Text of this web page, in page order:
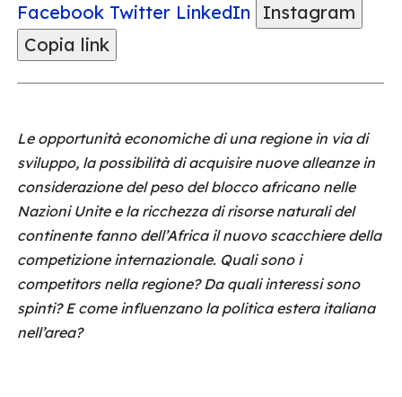
Facebook Twitter LinkedIn
Instagram
Copia link
Le opportunità economiche di una regione in via di
sviluppo, la possibilità di acquisire nuove alleanze in
considerazione del peso del blocco africano nelle
Nazioni Unite e la ricchezza di risorse naturali del
continente fanno dell’Africa il nuovo scacchiere della
competizione internazionale. Quali sono i
competitors nella regione? Da quali interessi sono
spinti? E come influenzano la politica estera italiana
nell’area?